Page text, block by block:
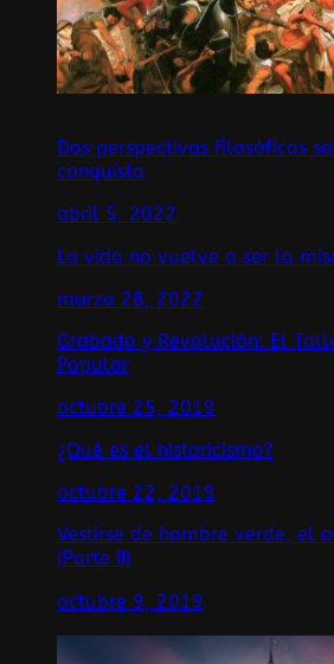
Dos perspectivas filosóficas
conquista
abril 5, 2022
La vida no vuelve a ser la
marzo 28, 2022
Grabado y Revolución: El
Popular
octubre 25, 2019
¿Qué es el historicismo?
octubre 22, 2019
Vestirse de hombre verde, el
(Parte II)
octubre 9, 2019